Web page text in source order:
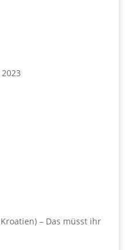
– Das müsst ihr